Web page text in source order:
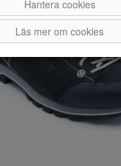
Hantera cookies
Läs mer om cookies